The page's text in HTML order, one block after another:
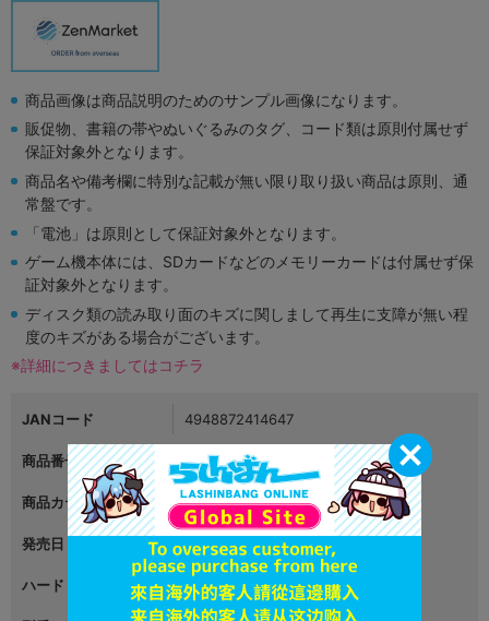
商品画像は商品説明のためのサンプル画像になります。
販促物、書籍の帯やぬいぐるみのタグ、コード類は原則付属せず
保証対象外となります。
商品名や備考欄に特別な記載が無い限り取り扱い商品は原則、通
常盤です。
「電池」は原則として保証対象外となります。
ゲーム機本体には、SDカードなどのメモリーカードは付属せず保
証対象外となります。
ディスク類の読み取り面のキズに関しまして再生に支障が無い程
度のキズがある場合がございます。
※詳細につきましてはコチラ
JANコード 4948872414647
商品番号 L02501962
商品カテゴリ ゲーム
発売日 2018年07月02日
ハード プレイステーション4